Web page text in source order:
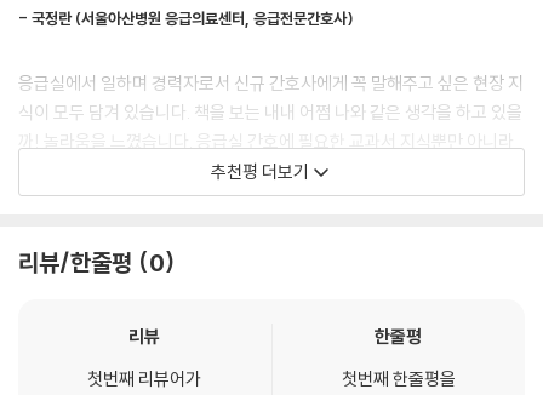
- 국정란 (서울아산병원 응급의료센터, 응급전문간호사)
응급실에서 일하며 경력자로서 신규 간호사에게 꼭 말해주고 싶은 현장 지
식이 모두 담겨 있습니다. 책을 보는 내내 어쩜 나와 같은 생각을 하고 있을
까! 놀라움을 느꼈습니다. 응급실 간호에 필요한 교과서 지식뿐만 아니라
현장 경험을 하는 간호사만 느낄 수 있는 실무 지식까지... 임상 실무에서
응급상황을 경험하는 경력자들과 꼭 한번 읽어 보기를 권합니다.
는 현실적이고 임상적인 질문들과 그에 대한 명쾌한 해답으로 가득 차 있
막함과 부담감을 느끼는 선생님들에게 이정표 같은 역할을 할 것입니다.
추천평 더보기
리뷰/한줄평 0
리뷰
첫번째 리뷰어가
한줄평
첫번째 한줄평을